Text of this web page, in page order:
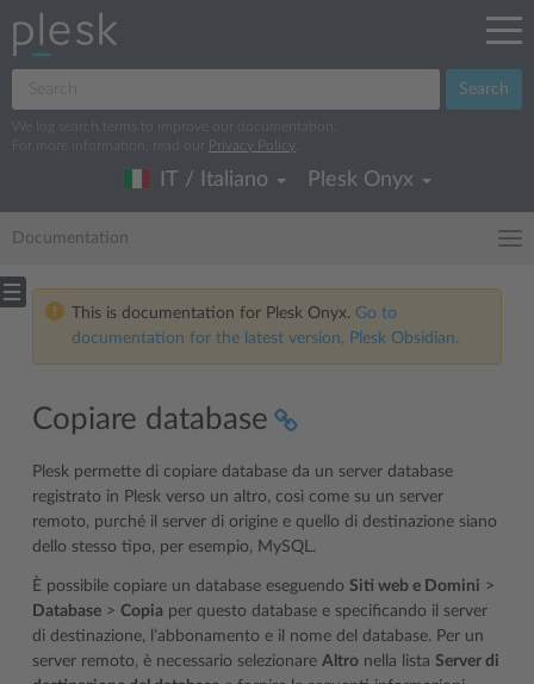
Search
We log search terms to improve our documentation.
For more information, read our
Privacy Policy
IT / Italiano Plesk Onyx
Documentation
This is documentation for Plesk Onyx. Go to
documentation for the latest version, Plesk Obsidian.
Copiare database
Plesk permette di copiare database da un server database
registrato in Plesk verso un altro, così come su un server
remoto, purché il server di origine e quello di destinazione siano
dello stesso tipo, per esempio, MySQL.
È possibile copiare un database eseguendo Siti web e Domini >
Database > Copia per questo database e specificando il server
di destinazione, l’abbonamento e il nome del database. Per un
server remoto, è necessario selezionare Altro nella lista Server di